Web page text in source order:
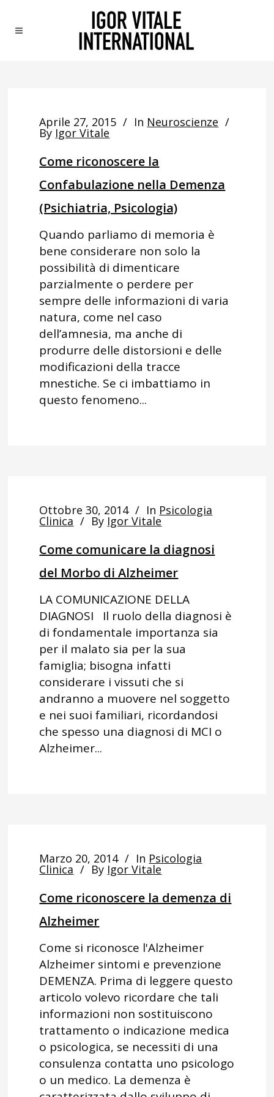
Aprile 27, 2015 In Neuroscienze
By Igor Vitale
Come riconoscere la
Confabulazione nella Demenza
(Psichiatria, Psicologia)
Quando parliamo di memoria è
bene considerare non solo la
possibilità di dimenticare
parzialmente o perdere per
sempre delle informazioni di varia
natura, come nel caso
dell’amnesia, ma anche di
produrre delle distorsioni e delle
modificazioni della tracce
mnestiche. Se ci imbattiamo in
questo fenomeno...
Ottobre 30, 2014 In Psicologia
Clinica By Igor Vitale
Come comunicare la diagnosi
del Morbo di Alzheimer
LA COMUNICAZIONE DELLA
DIAGNOSI Il ruolo della diagnosi è
di fondamentale importanza sia
per il malato sia per la sua
famiglia; bisogna infatti
considerare i vissuti che si
andranno a muovere nel soggetto
e nei suoi familiari, ricordandosi
che spesso una diagnosi di MCI o
Alzheimer...
Marzo 20, 2014 In Psicologia
Clinica By Igor Vitale
Come riconoscere la demenza di
Alzheimer
Come si riconosce l'Alzheimer
Alzheimer sintomi e prevenzione
DEMENZA. Prima di leggere questo
articolo volevo ricordare che tali
informazioni non sostituiscono
trattamento o indicazione medica
o psicologica, se necessiti di una
consulenza contatta uno psicologo
o un medico. La demenza è